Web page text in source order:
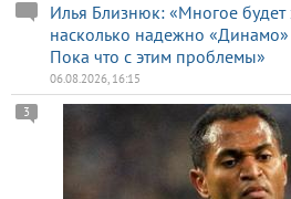
Илья Близнюк: «Многое будет
насколько надежно
Пока что с этим проблемы»
06.08.2026, 16:15
3